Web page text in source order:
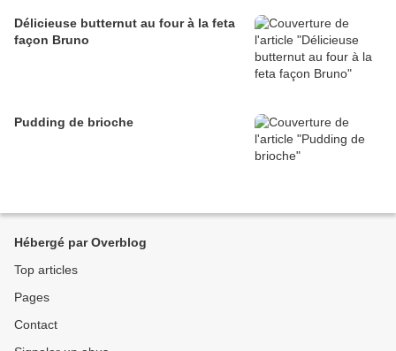
Délicieuse butternut au four à la feta
façon Bruno
Pudding de brioche
Hébergé par Overblog
Top articles
Pages
Contact